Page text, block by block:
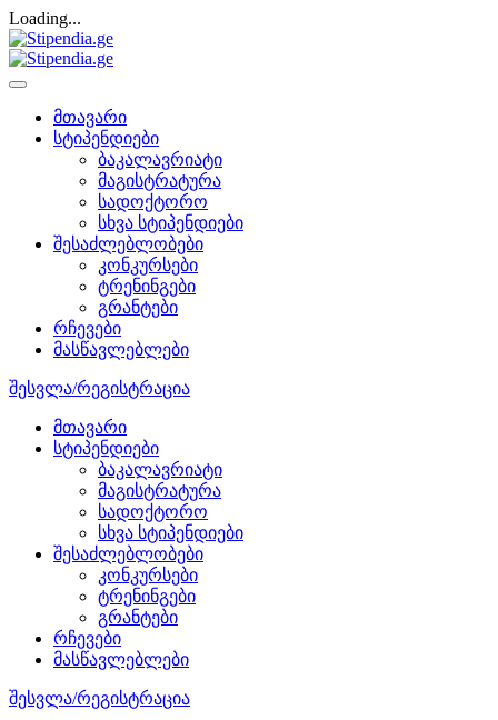
Loading...
მთავარი
სტიპენდიები
ბაკალავრიატი
მაგისტრატურა
სადოქტორო
სხვა სტიპენდიები
შესაძლებლობები
კონკურსები
ტრენინგები
გრანტები
რჩევები
მასწავლებლები
შესვლა/რეგისტრაცია
მთავარი
სტიპენდიები
ბაკალავრიატი
მაგისტრატურა
სადოქტორო
სხვა სტიპენდიები
შესაძლებლობები
კონკურსები
ტრენინგები
გრანტები
რჩევები
მასწავლებლები
შესვლა/რეგისტრაცია